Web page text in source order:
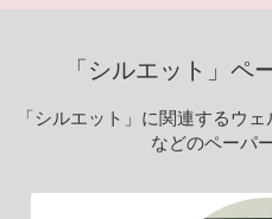
「シルエット」ペ
「シルエット」に関連するウ
などのペーパ